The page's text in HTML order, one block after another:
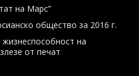
на Марс”
общество за 2016 г.
на
от печат